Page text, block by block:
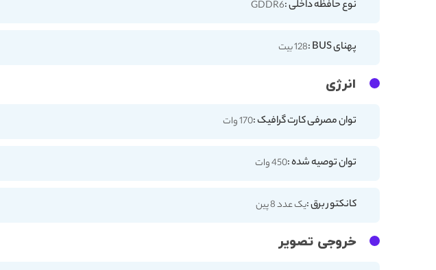
نوع حافظه داخلی :GDDR6
پهنای BUS : 128 بیت
انرژی
توان مصرفی کارت گرافیک :170 وات
توان توصیه شده :450 وات
کانکتور برق :یک عدد 8 پین
خروجی تصویر